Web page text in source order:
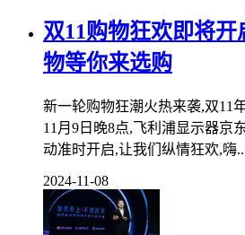
双11购物狂欢即将开
物等你来选购
新一轮购物狂潮火热来袭,双11
11月9日晚8点,飞利浦显示器京
动准时开启,让我们纵情狂欢,嗨
2024-11-08